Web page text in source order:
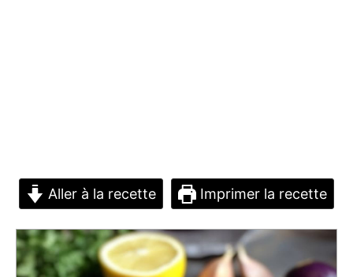
Aller à la recette Imprimer la recette